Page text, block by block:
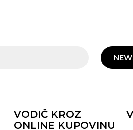
VODIČ KROZ
ONLINE KUPOVINU